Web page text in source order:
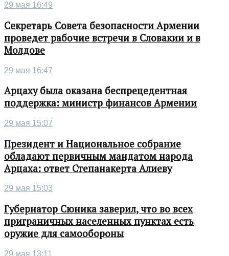
29 мая 16:49
Секретарь Совета безопасности Армении
проведет рабочие встречи в Словакии и в
Молдове
29 мая 16:47
Арцаху была оказана беспрецедентная
поддержка: министр финансов Армении
29 мая 15:07
Президент и Национальное собрание
обладают первичным мандатом народа
Арцаха: ответ Степанакерта Алиеву
29 мая 15:03
Губернатор Сюника заверил, что во всех
приграничных населенных пунктах есть
оружие для самообороны
29 мая 13:11